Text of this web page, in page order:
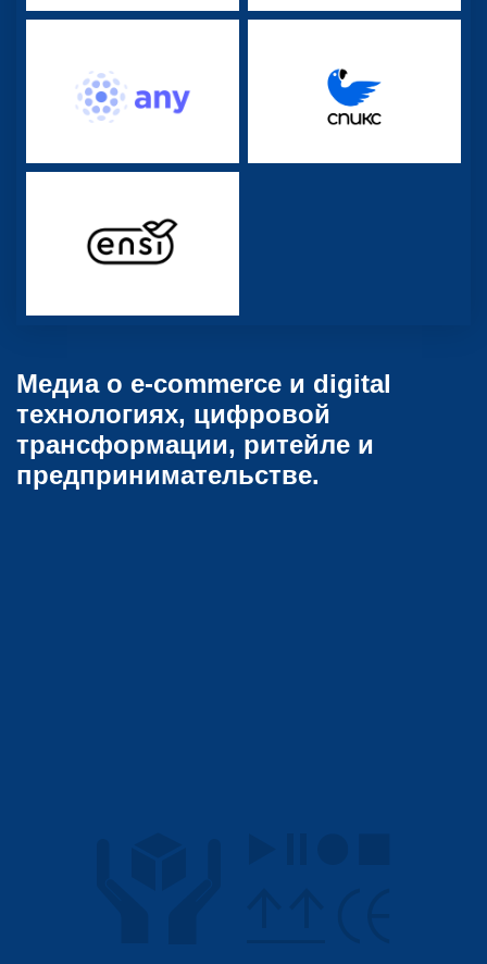
Медиа о e-commerce и digital
технологиях, цифровой
трансформации, ритейле и
предпринимательстве.